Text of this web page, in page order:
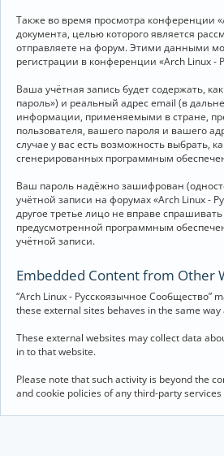
Также во время просмотра конференции
документа, целью которого является
отправляете на форум. Этими данными
регистрации в конференции «Arch Linux
Ваша учётная запись будет содержать,
пароль») и реальный адрес email (в
информации, применяемыми в стране,
пользователя, вашего пароля и вашего
случае у вас есть возможность выбрать,
сгенерированных программным
Ваш пароль надёжно зашифрован
учётной записи на форумах «Arch Linux -
другое третье лицо не вправе
предусмотренной программным
учётной записи.
Embedded Content from Other
“Arch Linux - Русскоязычное
these external sites behaves in the same
These external websites may collect data
in to that website.
Please note that such activity is beyond the
and cookie policies of any third-party